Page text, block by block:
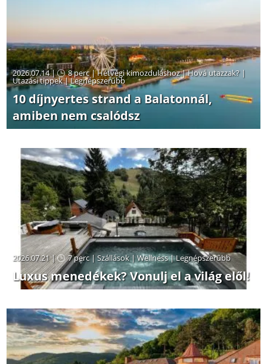
2026.07.14 | 8 perc|Hétvégi kimozduláshoz|Hová utazzak? |
Utazási tippek|Legnépszerűbb
10 díjnyertes strand a Balatonnál,
amiben nem csalódsz
2026.07.21 | 7 perc|Szállások|Wellness|Legnépszerűbb
Luxus menedékek? Vonulj el a világ elől!